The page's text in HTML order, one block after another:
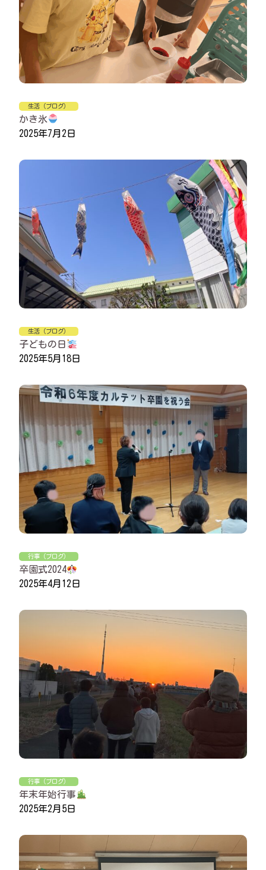
生活（ブログ）
かき氷
2025年7月2日
生活（ブログ）
子どもの日
2025年5月18日
行事（ブログ）
卒園式2024
2025年4月12日
行事（ブログ）
年末年始行事
2025年2月5日